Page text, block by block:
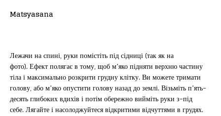
Matsyasana
Лежачи на спині, руки помістіть під сідниці (так як на
фото). Ефект полягає в тому, щоб м’яко підняти верхню частину
тіла і максимально розкрити грудну клітку. Ви можете тримати
голову, або м’яко опустити голову назад до землі. Візьміть п’ять-
десять глибоких вдихів і потім обережно вийміть руки з-під
себе. Лягайте і насолоджуйтеся відкритими відчуттями в грудях.